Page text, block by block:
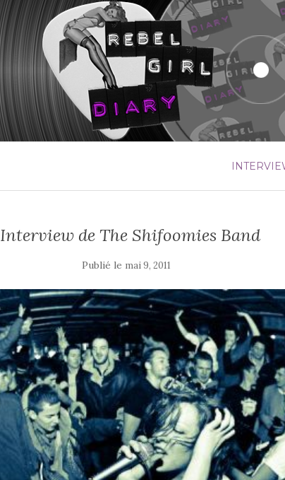
Interview de The Shifoomies Band
Publié le mai 9, 2011